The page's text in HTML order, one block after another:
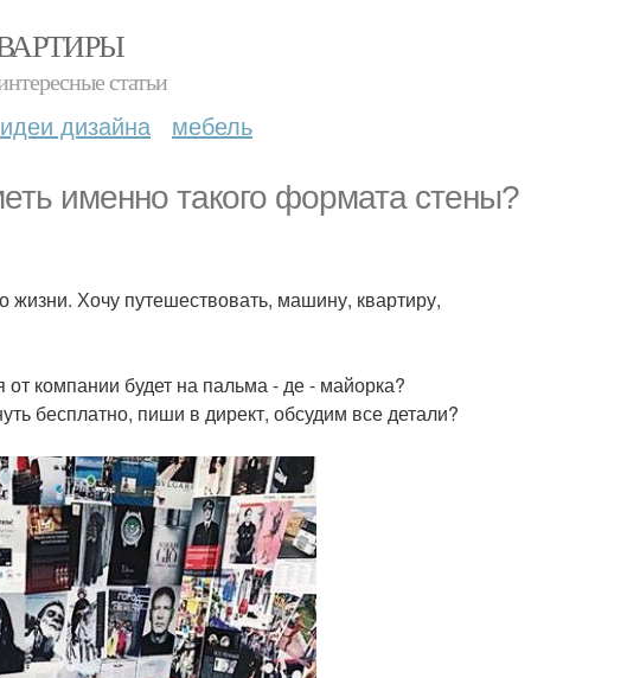
статьи
идеи дизайна мебель
именно такого формата стены?
Хочу путешествовать, машину, квартиру,
компании будет на пальма - де - майорка?
бесплатно, пиши в директ, обсудим все детали?